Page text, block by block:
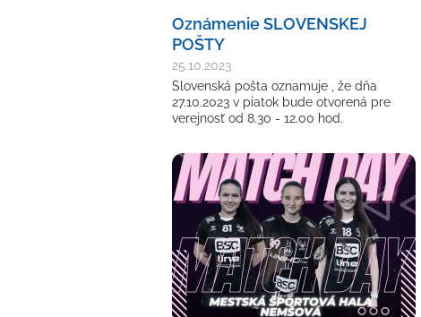
Oznámenie SLOVENSKEJ
POŠTY
25.10.2023
Slovenská pošta oznamuje , že dňa
27.10.2023 v piatok bude otvorená pre
verejnosť od 8.30 - 12.00 hod.